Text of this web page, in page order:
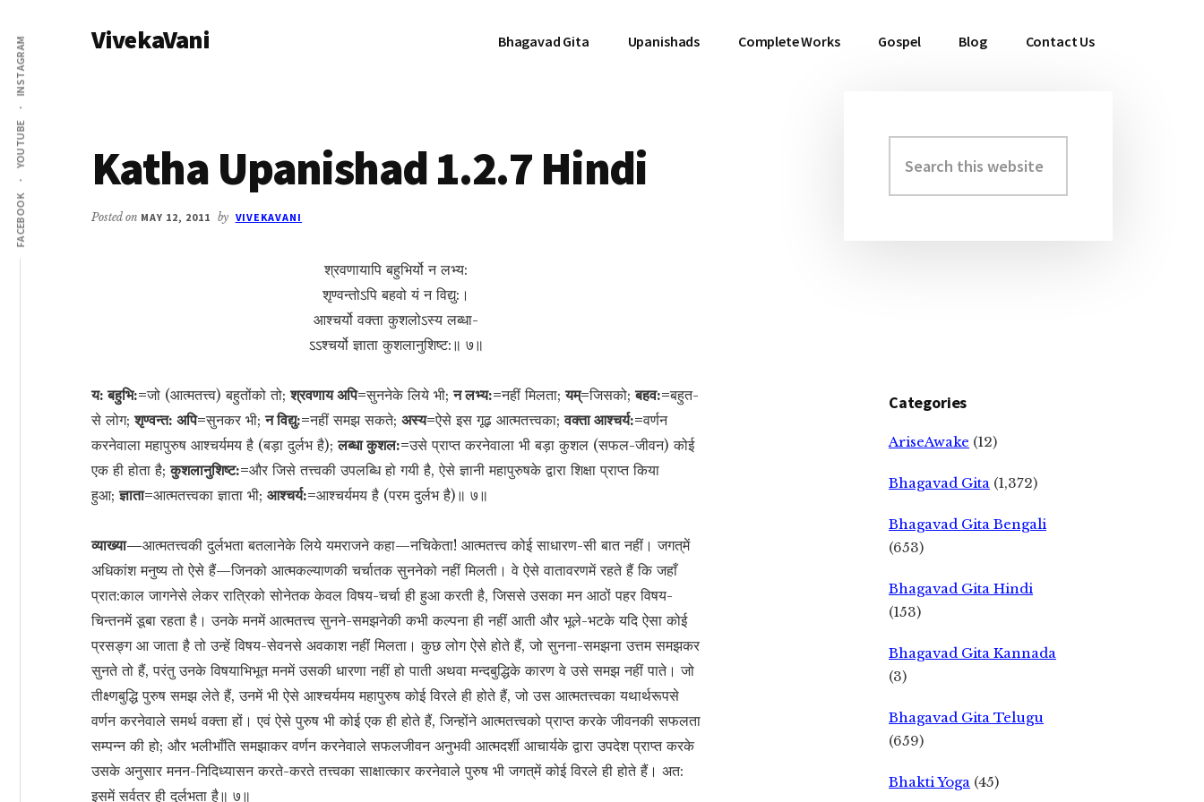
main
content
primary
sidebar
Additional
menu
FACEBOOK
YOUTUBE
INSTAGRAM VivekaVani Bhagavad Gita Upanishads Complete Works Gospel Blog Contact Us
Katha Upanishad 1.2.7 Hindi
Posted on MAY 12, 2011 by VIVEKAVANI
श्रवणायापि बहुभिर्यो न लभ्य:
शृण्वन्तोऽपि बहवो यं न विद्यु:।
आश्चर्यो वक्ता कुशलोऽस्य लब्धा-
ऽऽश्चर्यो ज्ञाता कुशलानुशिष्ट:॥ ७॥
य: बहुभि:=जो (आत्मतत्त्व) बहुतोंको तो;श्रवणाय अपि=सुननेके लिये भी;न लभ्य:=नहीं मिलता;यम्=जिसको;बहव:=बहुत-
से लोग;शृण्वन्त: अपि=सुनकर भी;न विद्यु:=नहीं समझ सकते; अस्य=ऐसे इस गूढ़ आत्मतत्त्वका;वक्ता आश्चर्य:=वर्णन
करनेवाला महापुरुष आश्चर्यमय है (बड़ा दुर्लभ है);लब्धा कुशल:=उसे प्राप्त करनेवाला भी बड़ा कुशल (सफल-जीवन) कोई
एक ही होता है;कुशलानुशिष्ट:=और जिसे तत्त्वकी उपलब्धि हो गयी है, ऐसे ज्ञानी महापुरुषके द्वारा शिक्षा प्राप्त किया
हुआ;ज्ञाता=आत्मतत्त्वका ज्ञाता भी; आश्चर्य:=आश्चर्यमय है (परम दुर्लभ है)॥ ७॥
व्याख्या—आत्मतत्त्वकी दुर्लभता बतलानेके लिये यमराजने कहा—नचिकेता! आत्मतत्त्व कोई साधारण-सी बात नहीं। जगत‍्में
अधिकांश मनुष्य तो ऐसे हैं—जिनको आत्मकल्याणकी चर्चातक सुननेको नहीं मिलती। वे ऐसे वातावरणमें रहते हैं कि जहाँ
प्रात:काल जागनेसे लेकर रात्रिको सोनेतक केवल विषय-चर्चा ही हुआ करती है, जिससे उसका मन आठों पहर विषय-
चिन्तनमें डूबा रहता है। उनके मनमें आत्मतत्त्व सुनने-समझनेकी कभी कल्पना ही नहीं आती और भूले-भटके यदि ऐसा कोई
प्रसङ्ग आ जाता है तो उन्हें विषय-सेवनसे अवकाश नहीं मिलता। कुछ लोग ऐसे होते हैं, जो सुनना-समझना उत्तम समझकर
सुनते तो हैं, परंतु उनके विषयाभिभूत मनमें उसकी धारणा नहीं हो पाती अथवा मन्दबुद्धिके कारण वे उसे समझ नहीं पाते। जो
तीक्ष्णबुद्धि पुरुष समझ लेते हैं, उनमें भी ऐसे आश्चर्यमय महापुरुष कोई विरले ही होते हैं, जो उस आत्मतत्त्वका यथार्थरूपसे
वर्णन करनेवाले समर्थ वक्ता हों। एवं ऐसे पुरुष भी कोई एक ही होते हैं, जिन्होंने आत्मतत्त्वको प्राप्त करके जीवनकी सफलता
सम्पन्न की हो; और भलीभाँति समझाकर वर्णन करनेवाले सफलजीवन अनुभवी आत्मदर्शी आचार्यके द्वारा उपदेश प्राप्त करके
उसके अनुसार मनन-निदिध्यासन करते-करते तत्त्वका साक्षात्कार करनेवाले पुरुष भी जगत‍्में कोई विरले ही होते हैं। अत:
इसमें सर्वत्र ही दुर्लभता है॥ ७॥
Primary
Sidebar
this
website
Categories
AriseAwake (12)
Bhagavad Gita (1,372)
Bhagavad Gita Bengali
(653)
Bhagavad Gita Hindi
(153)
Bhagavad Gita Kannada
(3)
Bhagavad Gita Telugu
(659)
Bhakti Yoga (45)